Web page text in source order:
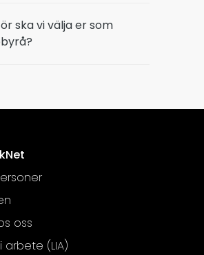
ska vi välja er som
oss
arbete (LIA)